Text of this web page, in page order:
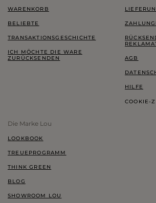
WARENKORB
BELIEBTE
TRANSAKTIONSGESCHICHTE
ICH MÖCHTE DIE WARE
ZURÜCKSENDEN
AGB
HILFE
COOKIE-
Die Marke Lou
LOOKBOOK
TREUEPROGRAMM
THINK GREEN
BLOG
SHOWROOM LOU